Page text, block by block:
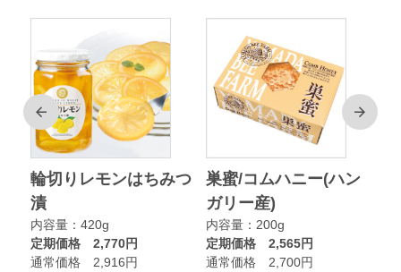
前
輪切りレモンはちみつ
漬
内容量：420g
定期価格 2,770円
通常価格 2,916円
巣蜜/コムハニー(ハン
ガリー産)
内容量：200g
定期価格 2,565円
通常価格 2,700円
次